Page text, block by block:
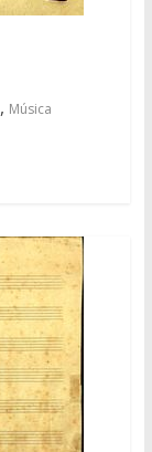
, Música